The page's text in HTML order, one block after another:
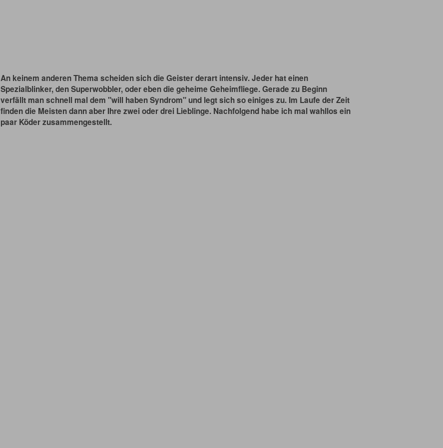
An keinem anderen Thema scheiden sich die Geister derart intensiv. Jeder hat einen
Spezialblinker, den Superwobbler, oder eben die geheime Geheimfliege. Gerade zu Beginn
verfällt man schnell mal dem "will haben Syndrom" und legt sich so einiges zu. Im Laufe der Zeit
finden die Meisten dann aber Ihre zwei oder drei Lieblinge. Nachfolgend habe ich mal wahllos ein
paar Köder zusammengestellt.